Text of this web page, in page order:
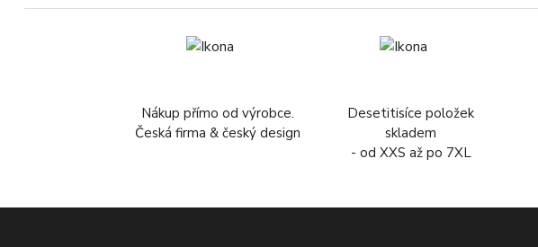
Nákup přímo od výrobce.
Česká firma & český design
Desetitisíce položek
skladem
- od XXS až po 7XL